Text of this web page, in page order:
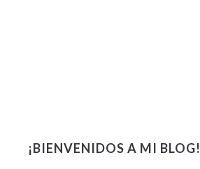
¡BIENVENIDOS A MI BLOG!